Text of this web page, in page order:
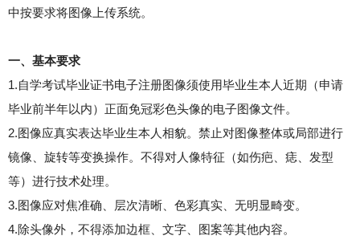
中按要求将图像上传系统。
一、基本要求
1.自学考试毕业证书电子注册图像须使用毕业生本人近期（申请
毕业前半年以内）正面免冠彩色头像的电子图像文件。
2.图像应真实表达毕业生本人相貌。禁止对图像整体或局部进行
镜像、旋转等变换操作。不得对人像特征（如伤疤、痣、发型
等）进行技术处理。
3.图像应对焦准确、层次清晰、色彩真实、无明显畸变。
4.除头像外，不得添加边框、文字、图案等其他内容。